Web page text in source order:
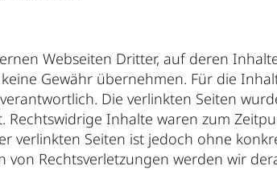
Webseiten Dritter, auf deren
Gewähr übernehmen. Für die
Die verlinkten Seiten
Inhalte waren zum
verlinkten Seiten ist jedoch ohne
von Rechtsverletzungen werden wir